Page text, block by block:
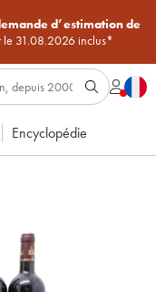
d’estimation de
le 31.08.2026 inclus*
Encyclopédie